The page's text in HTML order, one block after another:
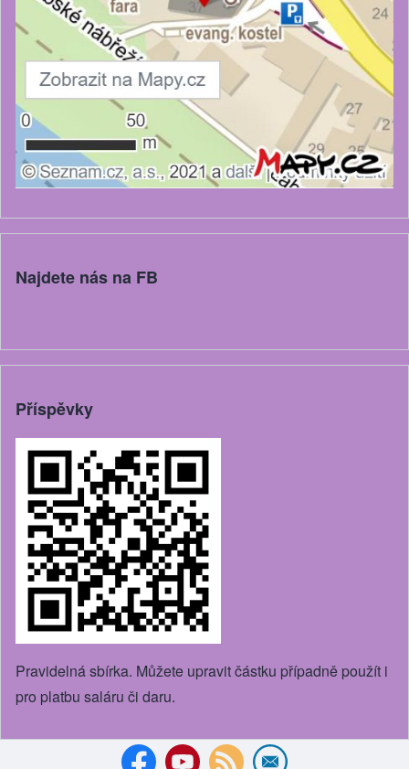
Najdete nás na FB
Příspěvky
Pravidelná sbírka. Můžete upravit částku případně použít i
pro platbu saláru či daru.